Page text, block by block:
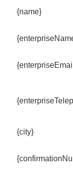
{name}
{city}